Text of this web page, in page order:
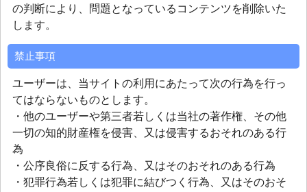
の判断により、問題となっているコンテンツを削除いた
します。
禁止事項
ユーザーは、当サイトの利用にあたって次の行為を行っ
てはならないものとします。
・他のユーザーや第三者若しくは当社の著作権、その他
一切の知的財産権を侵害、又は侵害するおそれのある行
為
・公序良俗に反する行為、又はそのおそれのある行為
・犯罪行為若しくは犯罪に結びつく行為、又はそのおそ